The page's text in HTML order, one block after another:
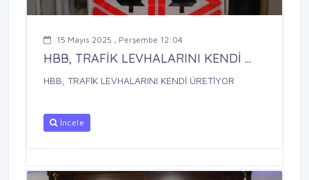
15 Mayıs 2025 , Perşembe 12:04
HBB, TRAFİK LEVHALARINI KENDİ ...
HBB, TRAFİK LEVHALARINI KENDİ ÜRETİYOR
İncele